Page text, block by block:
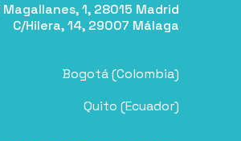
Magallanes, 1, 28015 Madrid
C/Hilera, 14, 29007 Málaga
Bogotá (Colombia)
Quito (Ecuador)